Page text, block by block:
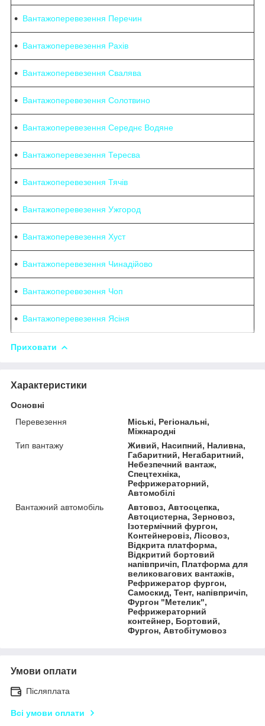
Вантажоперевезення Перечин
Вантажоперевезення Рахів
Вантажоперевезення Свалява
Вантажоперевезення Солотвино
Вантажоперевезення Середнє Водяне
Вантажоперевезення Тересва
Вантажоперевезення Тячів
Вантажоперевезення Ужгород
Вантажоперевезення Хуст
Вантажоперевезення Чинадійово
Вантажоперевезення Чоп
Вантажоперевезення Ясіня
Приховати
Характеристики
Основні
Перевезення
Міські, Регіональні,
Міжнародні
Тип вантажу
Живий, Насипний, Наливна,
Габаритний, Негабаритний,
Небезпечний вантаж,
Спецтехніка,
Рефрижераторний,
Автомобілі
Вантажний автомобіль
Автовоз, Автосцепка,
Автоцистерна, Зерновоз,
Ізотермічний фургон,
Контейнеровіз, Лісовоз,
Відкрита платформа,
Відкритий бортовий
напівпричіп, Платформа для
великовагових вантажів,
Рефрижератор фургон,
Самоскид, Тент, напівпричіп,
Фургон "Метелик",
Рефрижераторний
контейнер, Бортовий,
Фургон, Автобітумовоз
Умови оплати
Післяплата
Всі умови оплати